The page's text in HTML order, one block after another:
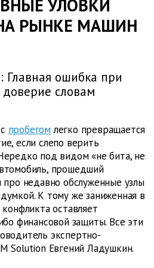
УЛОВКИ
РЫНКЕ МАШИН
Главная ошибка при
словам
пробегомлегко превращается
если слепо верить
под видом «не бита, не
прошедший
недавно обслуженные узлы
К тому же заниженная в
оставляет
финансовой защиты. Все эти
экспертно-
Solution Евгений Ладушкин.